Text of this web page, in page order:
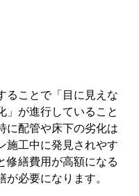
ることで「目に見えな
」が進行していること
に配管や床下の劣化は
施工中に発見されやす
修繕費用が高額になる
が必要になります。